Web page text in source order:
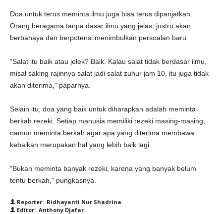
Doa untuk terus meminta ilmu juga bisa terus dipanjatkan.
Orang beragama tanpa dasar ilmu yang jelas, justru akan
berbahaya dan berpotensi menimbulkan persoalan baru.
"Salat itu baik atau jelek? Baik. Kalau salat tidak berdasar ilmu,
misal saking rajinnya salat jadi salat zuhur jam 10, itu juga tidak
akan diterima," paparnya.
Selain itu, doa yang baik untuk diharapkan adalah meminta
berkah rezeki. Setiap manusia memiliki rezeki masing-masing,
namun meminta berkah agar apa yang diterima membawa
kebaikan merupakan hal yang lebih baik lagi.
"Bukan meminta banyak rezeki, karena yang banyak belum
tentu berkah," pungkasnya.
Reporter: Ridhayanti Nur Shadrina
Editor: Anthony Djafar